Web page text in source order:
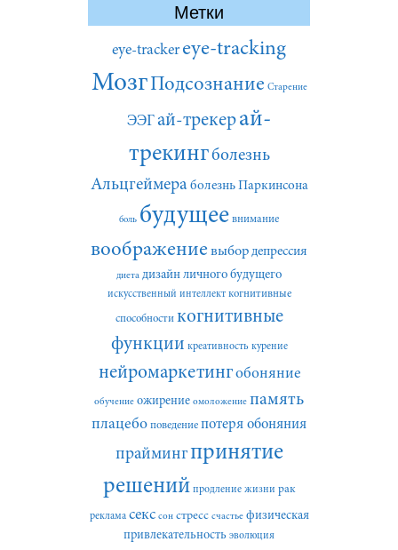
Метки
eye-tracker eye-tracking
МозгПодсознание Старение
ЭЭГай-трекерай-
трекингболезнь
Альцгеймера болезнь Паркинсона
боль будущее внимание
воображение выбор депрессия
диета дизайн личного будущего
искусственный интеллект когнитивные
способности когнитивные
функции креативность курение
нейромаркетингобоняние
обучение ожирение омоложение память
плацебо поведение потеря обоняния
праймингпринятие
решений продление жизни рак
реклама секс сон стресс счастье физическая
привлекательность эволюция